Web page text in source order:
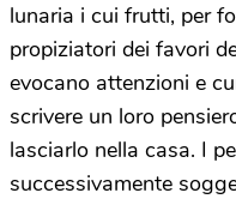
lunaria i cui frutti, per
propiziatori dei favori
evocano attenzioni e
scrivere un loro
lasciarlo nella casa. I
successivamente